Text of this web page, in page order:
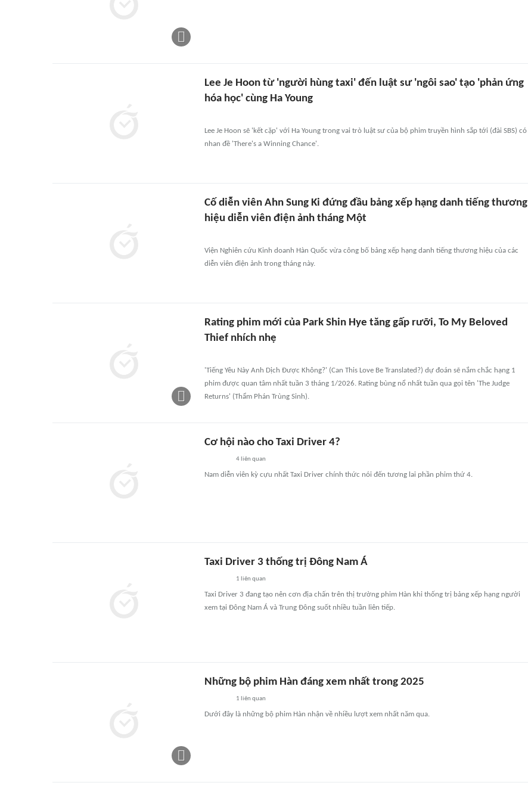
Lee Je Hoon từ 'người hùng taxi' đến luật sư 'ngôi sao' tạo 'phản ứng
hóa học' cùng Ha Young
Lee Je Hoon sẽ 'kết cặp' với Ha Young trong vai trò luật sư của bộ phim truyền hình sắp tới (đài SBS) có
nhan đề 'There's a Winning Chance'.
Cố diễn viên Ahn Sung Ki đứng đầu bảng xếp hạng danh tiếng thương
hiệu diễn viên điện ảnh tháng Một
Viện Nghiên cứu Kinh doanh Hàn Quốc vừa công bố bảng xếp hạng danh tiếng thương hiệu của các
diễn viên điện ảnh trong tháng này.
Rating phim mới của Park Shin Hye tăng gấp rưỡi, To My Beloved
Thief nhích nhẹ
'Tiếng Yêu Này Anh Dịch Được Không?' (Can This Love Be Translated?) dự đoán sẽ nắm chắc hạng 1
phim được quan tâm nhất tuần 3 tháng 1/2026. Rating bùng nổ nhất tuần qua gọi tên 'The Judge
Returns' (Thẩm Phán Trùng Sinh).
Cơ hội nào cho Taxi Driver 4?
4liên quan
Nam diễn viên kỳ cựu nhất Taxi Driver chính thức nói đến tương lai phần phim thứ 4.
Taxi Driver 3 thống trị Đông Nam Á
1 liên quan
Taxi Driver 3 đang tạo nên cơn địa chấn trên thị trường phim Hàn khi thống trị bảng xếp hạng người
xem tại Đông Nam Á và Trung Đông suốt nhiều tuần liên tiếp.
Những bộ phim Hàn đáng xem nhất trong 2025
1 liên quan
Dưới đây là những bộ phim Hàn nhận về nhiều lượt xem nhất năm qua.